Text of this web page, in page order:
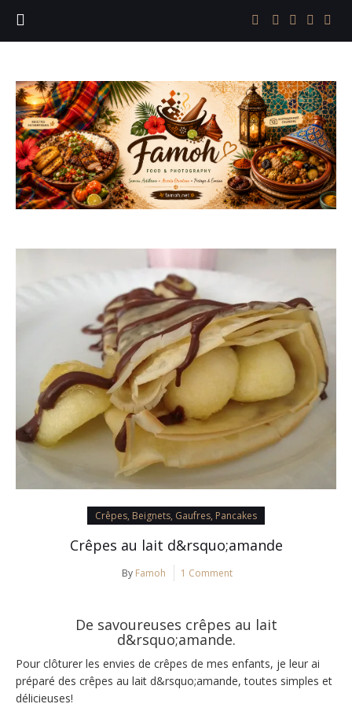
Crêpes, Beignets, Gaufres, Pancakes
Crêpes au lait d&rsquo;amande
By Famoh 1 Comment
De savoureuses crêpes au lait
d&rsquo;amande.
Pour clôturer les envies de crêpes de mes enfants, je leur ai
préparé des crêpes au lait d&rsquo;amande, toutes simples et
délicieuses!